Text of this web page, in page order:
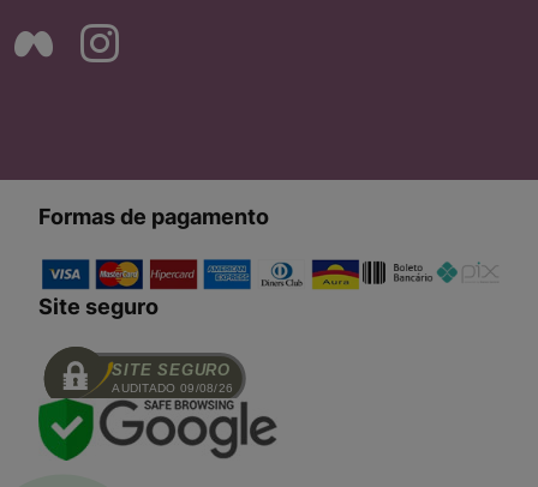
Formas de pagamento
Site seguro
SITE SEGURO
AUDITADO 09/08/26